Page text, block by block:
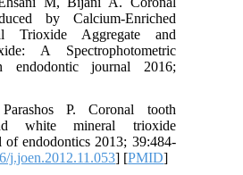
by Calcium-Enriched
Trioxide Aggregate and
A Spectrophotometric
endodontic journal 2016;
Parashos P. Coronal tooth
white mineral trioxide
of endodontics 2013; 39:484-
j.joen.2012.11.053] [PMID